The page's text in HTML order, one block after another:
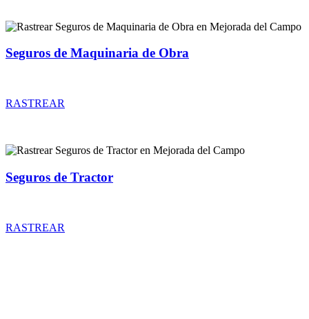
Seguros de Maquinaria de Obra
RASTREAR
Seguros de Tractor
RASTREAR